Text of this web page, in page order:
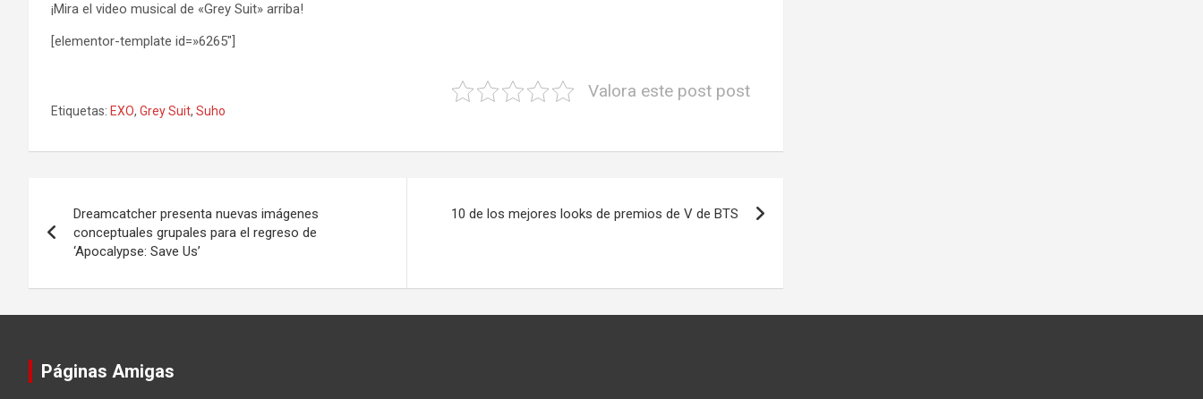
¡Mira el video musical de «Grey Suit» arriba!
[elementor-template id=»6265″]
Valora este post post
Etiquetas: EXO, Grey Suit, Suho
de
entradas
Dreamcatcher presenta nuevas imágenes
conceptuales grupales para el regreso de
‘Apocalypse: Save Us’
10 de los mejores looks de premios de V de BTS
Páginas Amigas